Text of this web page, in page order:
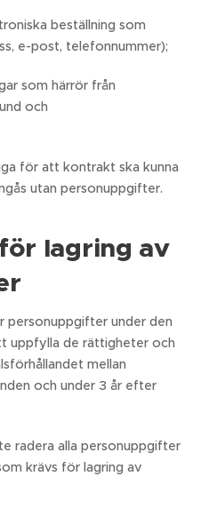
beställning som
e-post, telefonnummer);
som härrör från
och
för att kontrakt ska kunna
utan personuppgifter.
lagring av
personuppgifter under den
uppfylla de rättigheter och
mellan
och under 3 år efter
radera alla personuppgifter
krävs för lagring av